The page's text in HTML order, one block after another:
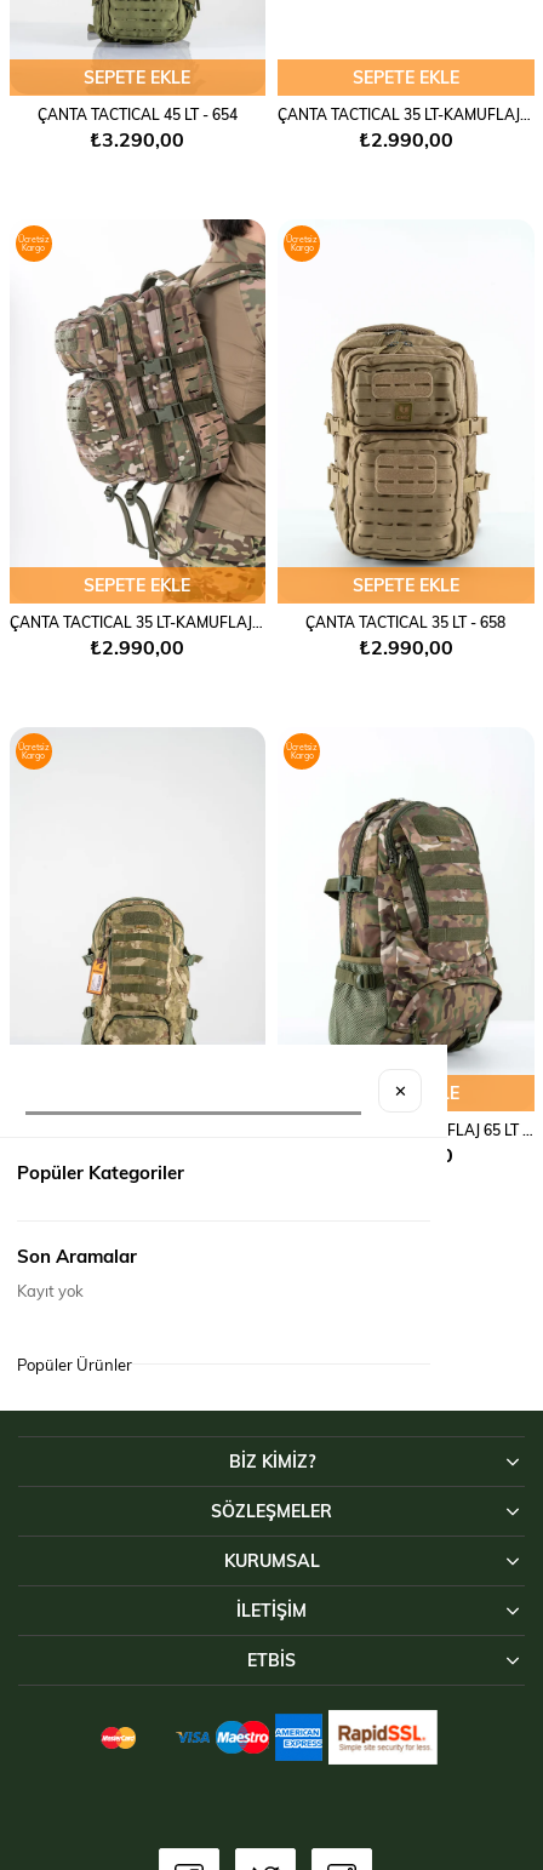
SEPETE EKLE
ÇANTA TACTICAL 45 LT - 654
₺3.290,00
SEPETE EKLE
₺2.990,00
SEPETE EKLE
ÇANTA TACTICAL 35 LT-KAMUFLAJ-658
₺2.990,00
Ücretsiz
Kargo
SEPETE EKLE
ÇANTA TACTICAL 35 LT - 658
₺2.990,00
Ücretsiz
Kargo
Ücretsiz
Kargo
SEPETE EKLE
₺2.690,00
Ücretsiz
Kargo
BİZ KİMİZ?
SÖZLEŞMELER
KURUMSAL
İLETIŞIM
ETBİS
✕
Popüler Kategoriler
Son Aramalar
Kayıt yok
Popüler Ürünler